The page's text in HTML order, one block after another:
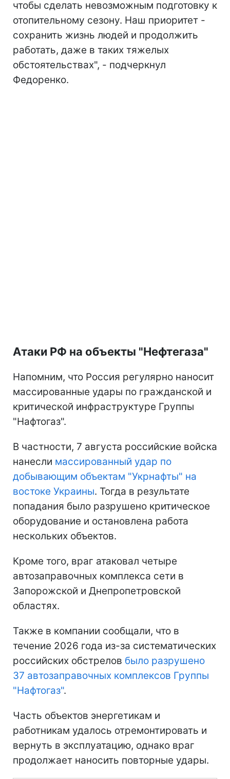
чтобы сделать невозможным подготовку к
отопительному сезону. Наш приоритет -
сохранить жизнь людей и продолжить
работать, даже в таких тяжелых
обстоятельствах", - подчеркнул
Федоренко.
Атаки РФ на объекты "Нефтегаза"
Напомним, что Россия регулярно наносит
массированные удары по гражданской и
критической инфраструктуре Группы
"Нафтогаз".
В частности, 7 августа российские войска
нанесли массированный удар по
добывающим объектам "Укрнафты" на
востоке Украины. Тогда в результате
попадания было разрушено критическое
оборудование и остановлена работа
нескольких объектов.
Кроме того, враг атаковал четыре
автозаправочных комплекса сети в
Запорожской и Днепропетровской
областях.
Также в компании сообщали, что в
течение 2026 года из-за систематических
российских обстрелов было разрушено
37 автозаправочных комплексов Группы
"Нафтогаз".
Часть объектов энергетикам и
работникам удалось отремонтировать и
вернуть в эксплуатацию, однако враг
продолжает наносить повторные удары.